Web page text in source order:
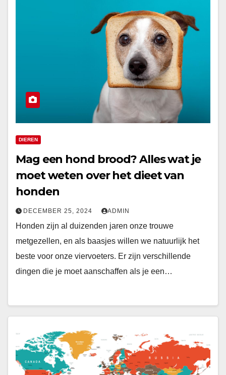
DIEREN
Mag een hond brood? Alles wat je
moet weten over het dieet van
honden
DECEMBER 25, 2024 ADMIN
Honden zijn al duizenden jaren onze trouwe
metgezellen, en als baasjes willen we natuurlijk het
beste voor onze viervoeters. Er zijn verschillende
dingen die je moet aanschaffen als je een…